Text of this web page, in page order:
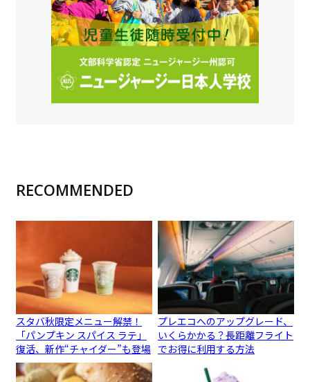
RECOMMENDED
スタバ秋限定メニュー解禁！
「パンプキン スパイス ラテ」
復活、新作“チャイダー”も登場
プレエコへのアップグレード、
いくらかかる？長距離フライト
でお得に利用する方法